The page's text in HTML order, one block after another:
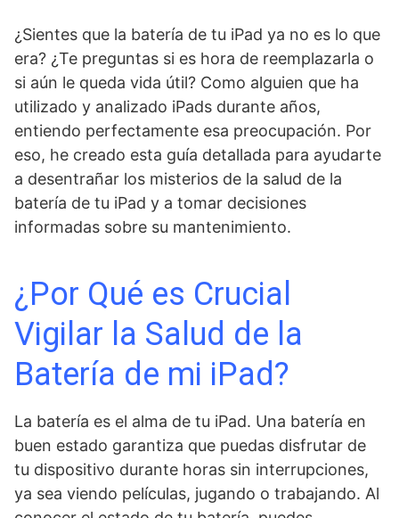
¿Sientes que la batería de tu iPad ya no es lo que
era? ¿Te preguntas si es hora de reemplazarla o
si aún le queda vida útil? Como alguien que ha
utilizado y analizado iPads durante años,
entiendo perfectamente esa preocupación. Por
eso, he creado esta guía detallada para ayudarte
a desentrañar los misterios de la salud de la
batería de tu iPad y a tomar decisiones
informadas sobre su mantenimiento.
¿Por Qué es Crucial
Vigilar la Salud de la
Batería de mi iPad?
La batería es el alma de tu iPad. Una batería en
buen estado garantiza que puedas disfrutar de
tu dispositivo durante horas sin interrupciones,
ya sea viendo películas, jugando o trabajando. Al